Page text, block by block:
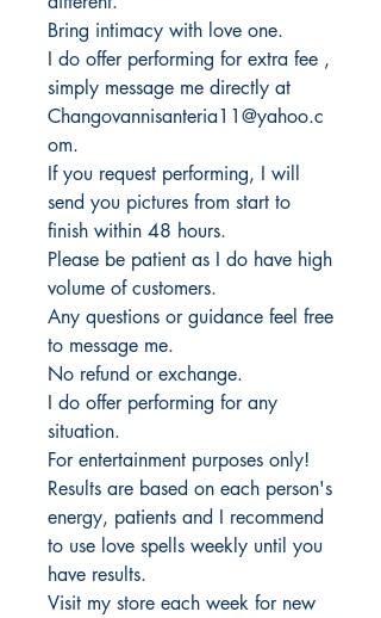
Bring intimacy with love one.
I do offer performing for extra fee ,
simply message me directly at
Changovannisanteria11@yahoo.c
om.
If you request performing, I will
send you pictures from start to
finish within 48 hours.
Please be patient as I do have high
volume of customers.
Any questions or guidance feel free
to message me.
No refund or exchange.
I do offer performing for any
situation.
For entertainment purposes only!
Results are based on each person's
energy, patients and I recommend
to use love spells weekly until you
have results.
Visit my store each week for new